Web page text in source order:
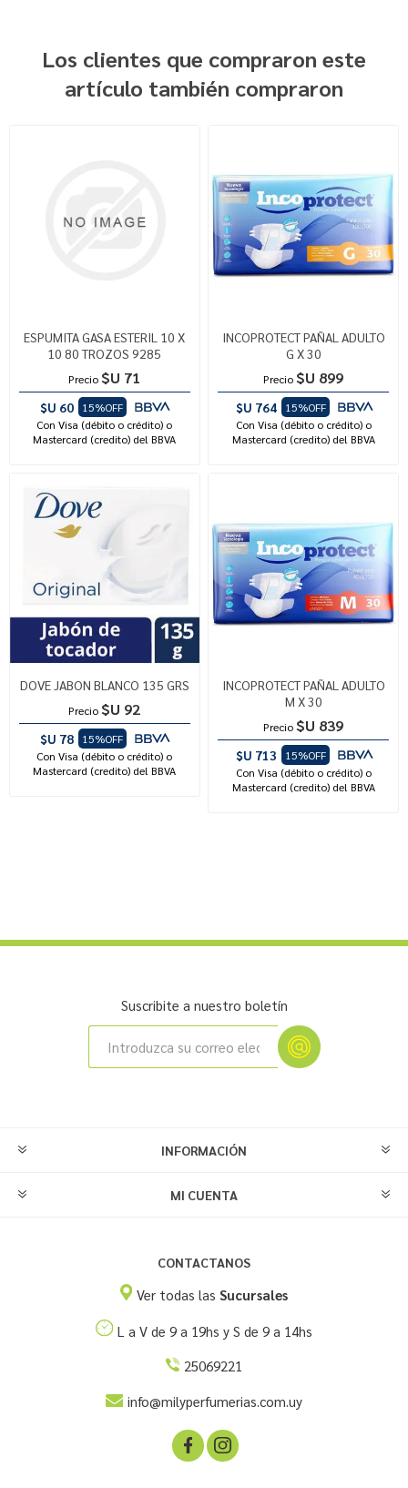
Los clientes que compraron este
artículo también compraron
ESPUMITA GASA ESTERIL 10 X
10 80 TROZOS 9285
Precio $U 71
$U 60
15%OFF
Con Visa (débito o crédito) o
Mastercard (credito) del BBVA
INCOPROTECT PAÑAL ADULTO
G X 30
Precio $U 899
$U 764
15%OFF
Con Visa (débito o crédito) o
Mastercard (credito) del BBVA
DOVE JABON BLANCO 135 GRS
Precio $U 92
$U 78
15%OFF
Con Visa (débito o crédito) o
Mastercard (credito) del BBVA
INCOPROTECT PAÑAL ADULTO
M X 30
Precio $U 839
$U 713
15%OFF
Con Visa (débito o crédito) o
Mastercard (credito) del BBVA
Suscribite a nuestro boletín
INFORMACIÓN
MI CUENTA
CONTACTANOS
Ver todas las Sucursales
L a V de 9 a 19hs y S de 9 a 14hs
25069221
info@milyperfumerias.com.uy